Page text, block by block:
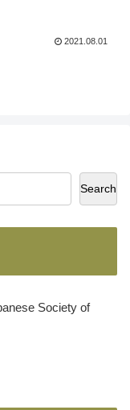
2021.08.01
Search
Society of